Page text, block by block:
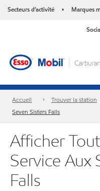
Secteurs d’activité • Marques
Accueil Trouver la station
Seven Sisters Falls
Afficher
Service Aux
Falls